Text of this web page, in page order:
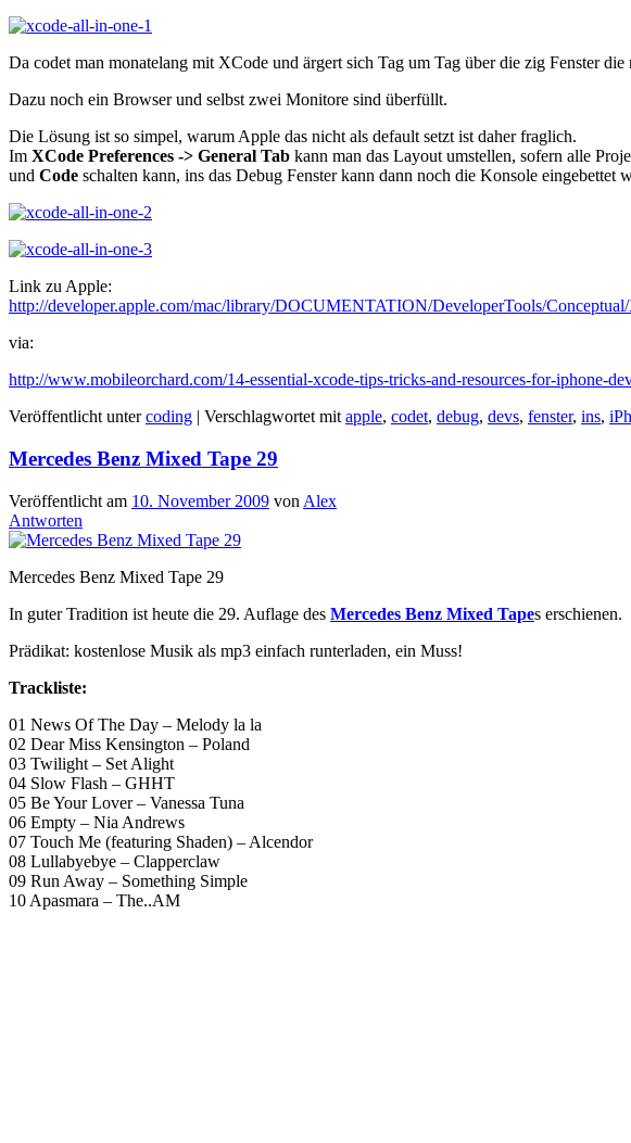
Da codet man monatelang mit XCode und ärgert sich Tag um Tag über die zig Fenster
Dazu noch ein Browser und selbst zwei Monitore sind überfüllt.
Die Lösung ist so simpel, warum Apple das nicht als default setzt ist daher fraglich.
Im XCode Preferences -> General Tab kann man das Layout umstellen, sofern alle
und Code schalten kann, ins das Debug Fenster kann dann noch die Konsole eingebettet
Link zu Apple:
http://developer.apple.com/mac/library/DOCUMENTATION/DeveloperTools/
via:
http://www.mobileorchard.com/14-essential-xcode-tips-tricks-and-resources-for-iphone-
Veröffentlicht unter coding | Verschlagwortet mit apple, codet, debug, devs, fenster, ins,
Mercedes Benz Mixed Tape 29
Veröffentlicht am 10. November 2009 von Alex
Antworten
Mercedes Benz Mixed Tape 29
In guter Tradition ist heute die 29. Auflage des Mercedes Benz Mixed Tapes erschienen.
Prädikat: kostenlose Musik als mp3 einfach runterladen, ein Muss!
Trackliste:
01 News Of The Day – Melody la la
02 Dear Miss Kensington – Poland
03 Twilight – Set Alight
04 Slow Flash – GHHT
05 Be Your Lover – Vanessa Tuna
06 Empty – Nia Andrews
07 Touch Me (featuring Shaden) – Alcendor
08 Lullabyebye – Clapperclaw
09 Run Away – Something Simple
10 Apasmara – The..AM